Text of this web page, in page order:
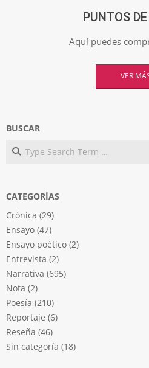
PUNTOS
Aquí puedes
VER
BUSCAR
Search
CATEGORÍAS
Crónica (29)
Ensayo (47)
Ensayo poético (2)
Entrevista (2)
Narrativa (695)
Nota (2)
Poesía (210)
Reportaje (6)
Reseña (46)
Sin categoría (18)